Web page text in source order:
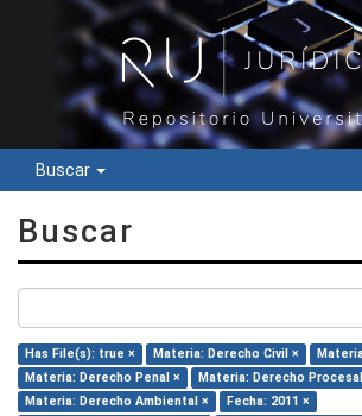
Buscar
Buscar
Has File(s): true × Materia: Derecho Civil ×
Materia: Derecho Penal ×
Materia: Derecho
Materia: Derecho Ambiental ×
Fecha: 2011 ×